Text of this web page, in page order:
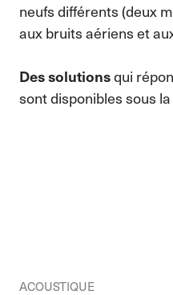
neufs différents (deux
aux bruits aériens et
Des solutionsqui
sont disponibles sous
ACOUSTIQUE